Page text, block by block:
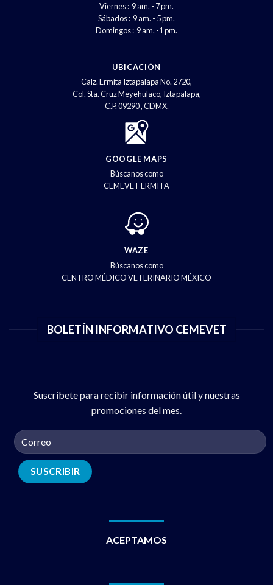
Viernes : 9 am. - 7 pm.
Sábados : 9 am. - 5 pm.
Domingos : 9 am. -1 pm.
UBICACIÓN
Calz. Ermita Iztapalapa No. 2720,
Col. Sta. Cruz Meyehulaco, Iztapalapa,
C.P. 09290 , CDMX.
GOOGLE MAPS
Búscanos como
CEMEVET ERMITA
WAZE
Búscanos como
CENTRO MÉDICO VETERINARIO MÉXICO
BOLETÍN INFORMATIVO CEMEVET
Suscribete para recibir información útil y nuestras
promociones del mes.
ACEPTAMOS